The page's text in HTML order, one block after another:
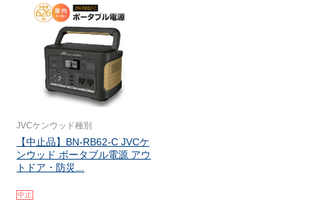
JVCケンウッド種別
【中止品】BN-RB62-C JVCケ
ンウッド ポータブル電源 アウ
トドア・防災...
中止